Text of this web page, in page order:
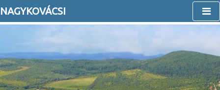
NAGYKOVÁCSI